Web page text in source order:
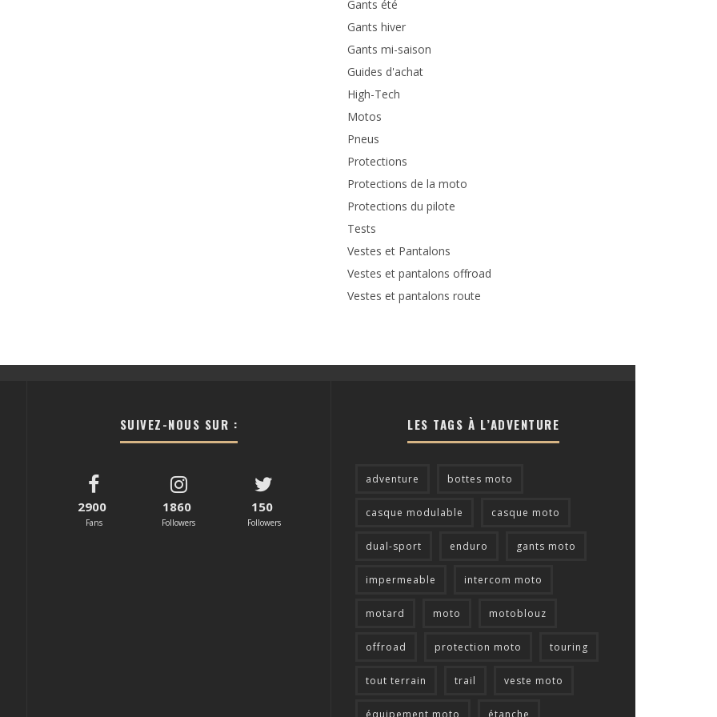
Gants été
Gants hiver
Gants mi-saison
Guides d'achat
High-Tech
Motos
Pneus
Protections
Protections de la moto
Protections du pilote
Tests
Vestes et Pantalons
Vestes et pantalons offroad
Vestes et pantalons route
SUIVEZ-NOUS SUR :
2900
Fans
1860
Followers
150
Followers
LES TAGS À L’ADVENTURE
adventure bottes moto
casque modulable casque moto
dual-sport enduro gants moto
impermeable intercom moto
motard moto motoblouz
offroad protection moto touring
tout terrain trail veste moto
équipement moto étanche